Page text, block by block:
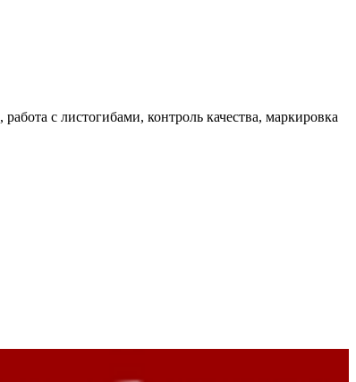
с листогибами, контроль качества, маркировка